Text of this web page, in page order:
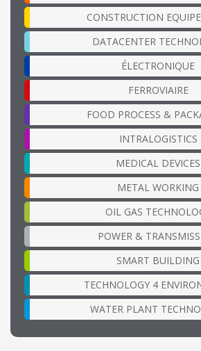
CONSTRUCTION
DATACENTER
ÉLECTRONIQUE
FERROVIAIRE
FOOD PROCESS &
INTRALOGISTICS
MEDICAL DEVICES
METAL WORKING
OIL GAS
POWER &
SMART BUILDING
TECHNOLOGY 4
WATER PLANT